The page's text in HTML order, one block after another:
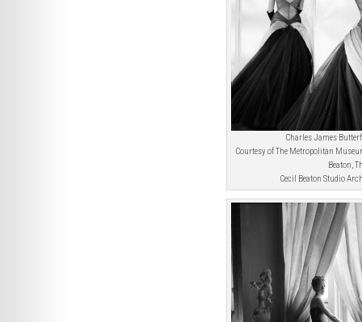
Charles James
Courtesy of The Metropolitan
Beaton,
Cecil Beaton Studio